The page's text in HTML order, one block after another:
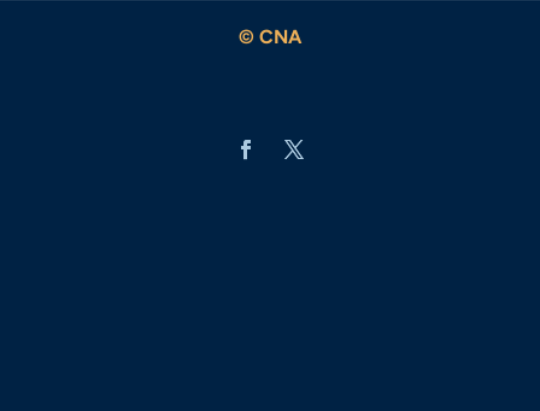
© CNA